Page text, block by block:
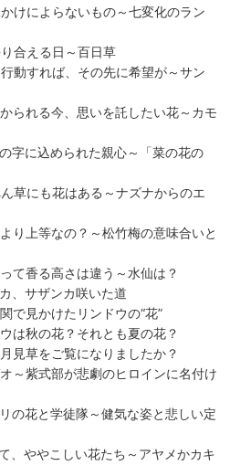
けによらないもの～七変化のラン
合える日～百日草
動すれば、その先に希望が～サン
られる今、思いを託したい花～カモ
字に込められた親心～「菜の花の
草にも花はある～ナズナからのエ
上等なの？～松竹梅の意味合いと
て香る高さは違う～水仙は？
、サザンカ咲いた道
見かけたリンドウの“花”
は秋の花？それとも夏の花？
見草をご覧になりましたか？
～紫式部が悲劇のヒロインに名付け
の花と学徒隊～健気な姿と悲しい定
ややこしい花たち～アヤメかカキ